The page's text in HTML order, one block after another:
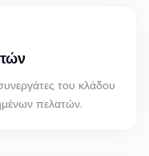
του κλάδου
πελατών.